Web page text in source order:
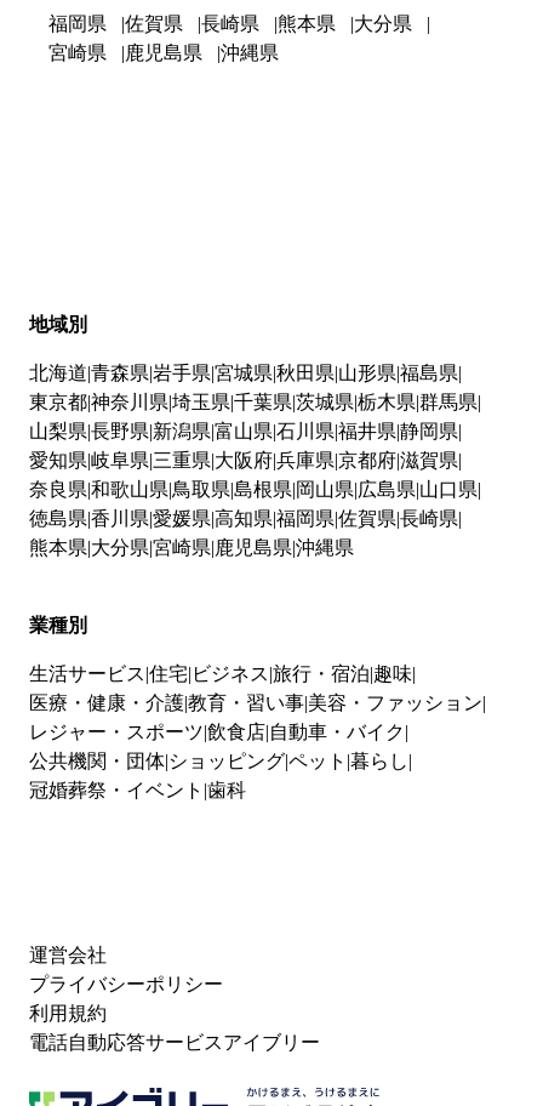
福岡県 佐賀県 長崎県 熊本県
大分県
宮崎県
鹿児島県 沖縄県
地域別
北海道 青森県 岩手県 宮城県 秋田県 山形県 福島県
東京都神奈川県 埼玉県 千葉県 茨城県 栃木県 群馬県
山梨県 長野県 新潟県 富山県 石川県 福井県 静岡県
愛知県 岐阜県 三重県 大阪府兵庫県 京都府滋賀県
奈良県 和歌山県 鳥取県 島根県 岡山県 広島県 山口県
徳島県 香川県 愛媛県 高知県 福岡県 佐賀県 長崎県
熊本県 大分県 宮崎県 鹿児島県 沖縄県
業種別
生活サービス 住宅 ビジネス 旅行・宿泊 趣味
医療・健康・介護教育・習い事 美容・ファッション
レジャー・スポーツ 飲食店 自動車・バイク
公共機関・団体 ショッピングペット 暮らし
冠婚葬祭・イベント 歯科
運営会社
プライバシーポリシー
利用規約
電話自動応答サービスアイブリー